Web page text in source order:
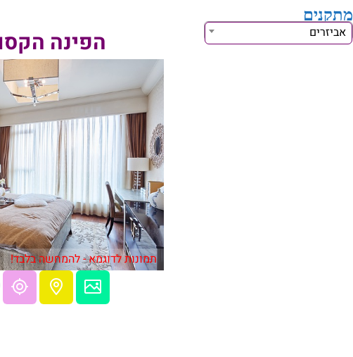
מתקנים
אביזרים הפינה
תמונות לדוגמא - להמחשה בלבד!